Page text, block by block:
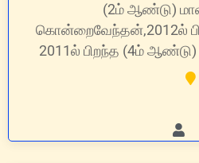
(2ம் ஆண்டு)
கொன்றைவேந்தன்,2012ல்
2011ல் பிறந்த (4ம்